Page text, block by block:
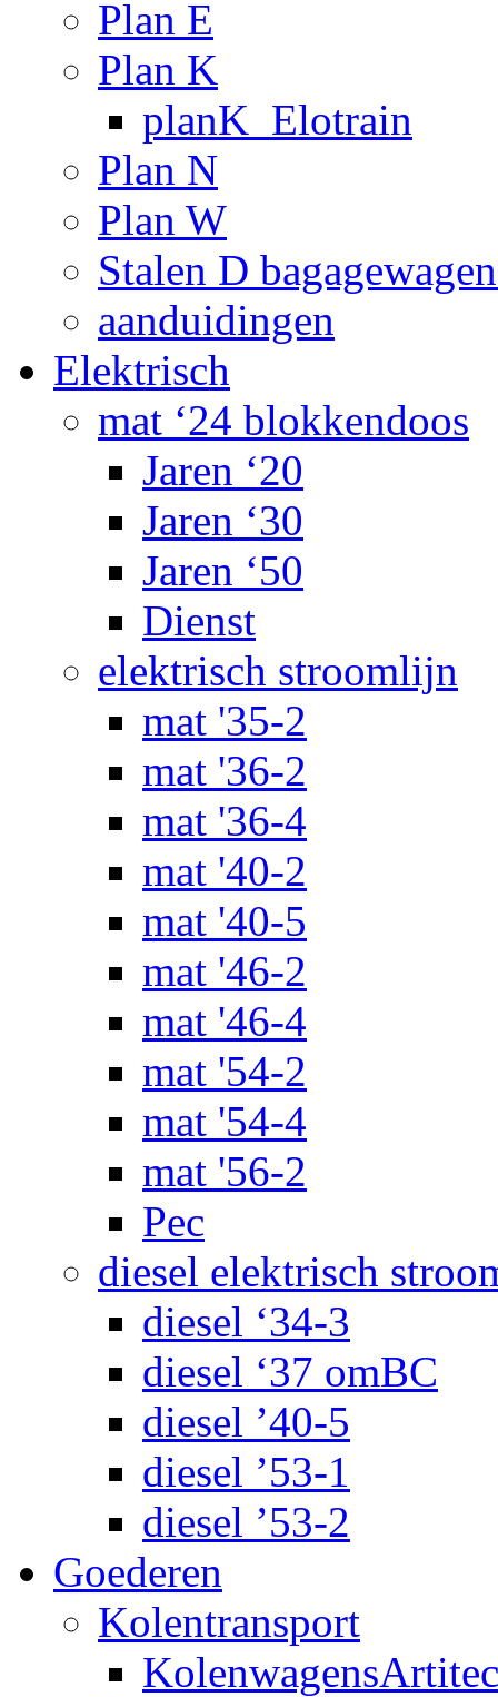
Plan E
Plan K
planK_Elotrain
Plan N
Plan W
Stalen D
aanduidingen
Elektrisch
mat ‘24 blokkendoos
Jaren ‘20
Jaren ‘30
Jaren ‘50
Dienst
elektrisch stroomlijn
mat '35-2
mat '36-2
mat '36-4
mat '40-2
mat '40-5
mat '46-2
mat '46-4
mat '54-2
mat '54-4
mat '56-2
Pec
diesel elektrisch
diesel ‘34-3
diesel ‘37 omBC
diesel ’40-5
diesel ’53-1
diesel ’53-2
Goederen
Kolentransport
KolenwagensArtitec